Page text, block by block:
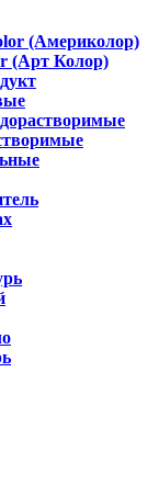
(Америколор)
(Арт Колор)